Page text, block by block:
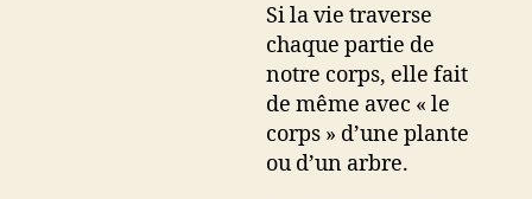
Si la vie traverse
chaque partie de
notre corps, elle fait
de même avec « le
corps » d’une plante
ou d’un arbre.